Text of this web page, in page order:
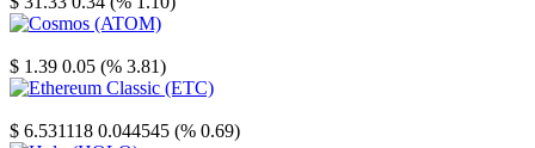
$ 1.39 0.05 (% 3.81)
$ 6.531118 0.044545 (% 0.69)